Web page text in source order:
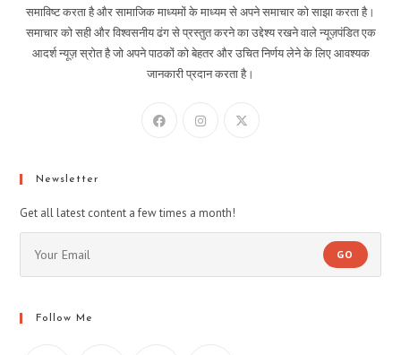
समाविष्ट करता है और सामाजिक माध्यमों के माध्यम से अपने समाचार को साझा करता है।
समाचार को सही और विश्वसनीय ढंग से प्रस्तुत करने का उद्देश्य रखने वाले न्यूज़पंडित एक
आदर्श न्यूज़ स्रोत है जो अपने पाठकों को बेहतर और उचित निर्णय लेने के लिए आवश्यक
जानकारी प्रदान करता है।
Newsletter
Get all latest content a few times a month!
GO
Follow Me